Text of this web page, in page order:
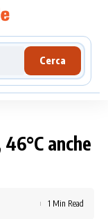
Cerca
anche
1 Min Read